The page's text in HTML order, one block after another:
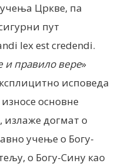
Цркве, па
пут
lex est credendi.
и правило вере»
исповеда
основне
излаже догмат о
учење о Богу-
о Богу-Сину као